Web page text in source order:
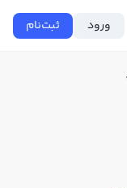
ورود ثبت‌نام